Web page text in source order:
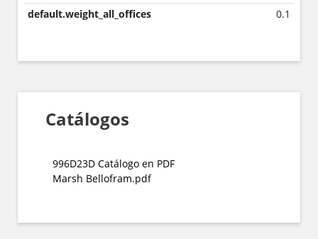
default.weight_all_offices
0.1
Catálogos
996D23D Catálogo en PDF
Marsh Bellofram.pdf